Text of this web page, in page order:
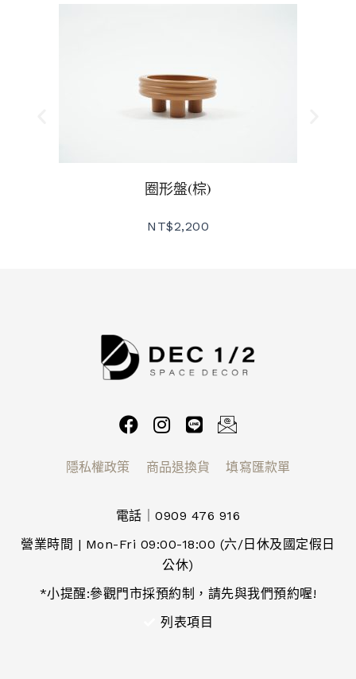
圈形盤(棕)
NT$2,200
隱私權政策 商品退換貨 填寫匯款單
電話｜0909 476 916
營業時間 | Mon-Fri 09:00-18:00 (六/日休及國定假日
公休)
*小提醒:參觀門市採預約制，請先與我們預約喔!
列表項目